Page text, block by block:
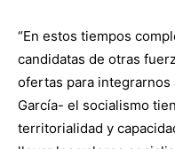
“En estos tiempos
candidatas de otras
ofertas para
García- el socialismo
territorialidad y